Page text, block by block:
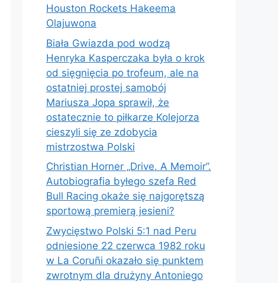
Houston Rockets Hakeema
Olajuwona
Biała Gwiazda pod wodzą
Henryka Kasperczaka była o krok
od sięgnięcia po trofeum, ale na
ostatniej prostej samobój
Mariusza Jopa sprawił, że
ostatecznie to piłkarze Kolejorza
cieszyli się ze zdobycia
mistrzostwa Polski
Christian Horner „Drive. A Memoir”.
Autobiografia byłego szefa Red
Bull Racing okaże się najgorętszą
sportową premierą jesieni?
Zwycięstwo Polski 5:1 nad Peru
odniesione 22 czerwca 1982 roku
w La Coruñi okazało się punktem
zwrotnym dla drużyny Antoniego